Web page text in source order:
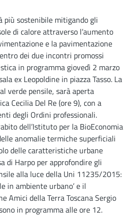
più sostenibile mitigando gli
di calore attraverso l’aumento
e la pavimentazione
dei due incontri promossi
in programma giovedì 2 marzo
ex Leopoldine in piazza Tasso. La
verde pensile, sarà aperta
Cecilia Del Re (ore 9), con a
degli Ordini professionali.
dell’Istituto per la BioEconomia
anomalie termiche superficiali
delle caratteristiche urbane
di Harpo per approfondire gli
alla luce della Uni 11235/2015:
in ambiente urbano’ e il
Amici della Terra Toscana Sergio
in programma alle ore 12.